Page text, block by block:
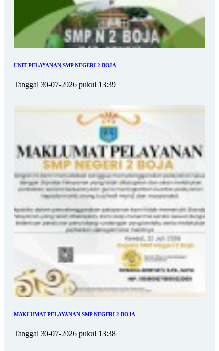
UNIT PELAYANAN SMP NEGERI 2 BOJA
Tanggal 30-07-2026 pukul 13:39
MAKLUMAT PELAYANAN SMP NEGERI 2 BOJA
Tanggal 30-07-2026 pukul 13:38